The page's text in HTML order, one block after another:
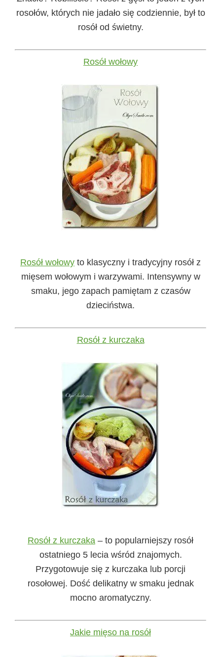
rosołów, których nie jadało się codziennie, był to
rosół od świetny.
Rosół wołowy
Rosół wołowy to klasyczny i tradycyjny rosół z
mięsem wołowym i warzywami. Intensywny w
smaku, jego zapach pamiętam z czasów
dzieciństwa.
Rosół z kurczaka
Rosół z kurczaka – to popularniejszy rosół
ostatniego 5 lecia wśród znajomych.
Przygotowuje się z kurczaka lub porcji
rosołowej. Dość delikatny w smaku jednak
mocno aromatyczny.
Jakie mięso na rosół